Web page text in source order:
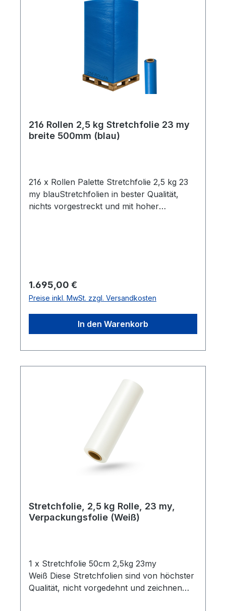
216 Rollen 2,5 kg Stretchfolie 23 my
breite 500mm (blau)
216 x Rollen Palette Stretchfolie 2,5 kg 23
my blauStretchfolien in bester Qualität,
nichts vorgestreckt und mit hoher
100 - 120m Folie pro Kilogramm Rollen im
stabilen Karton Alle Rollen sind in Kartons
zu je 6 Stück Lieferumfang: 216 Rollen
Regulärer Preis:
1.695,00 €
Preise inkl. MwSt. zzgl. Versandkosten
In den Warenkorb
Stretchfolie, 2,5 kg Rolle, 23 my,
Verpackungsfolie (Weiß)
1 x Stretchfolie 50cm 2,5kg 23my
Weiß Diese Stretchfolien sind von höchster
Qualität, nicht vorgedehnt und zeichnen